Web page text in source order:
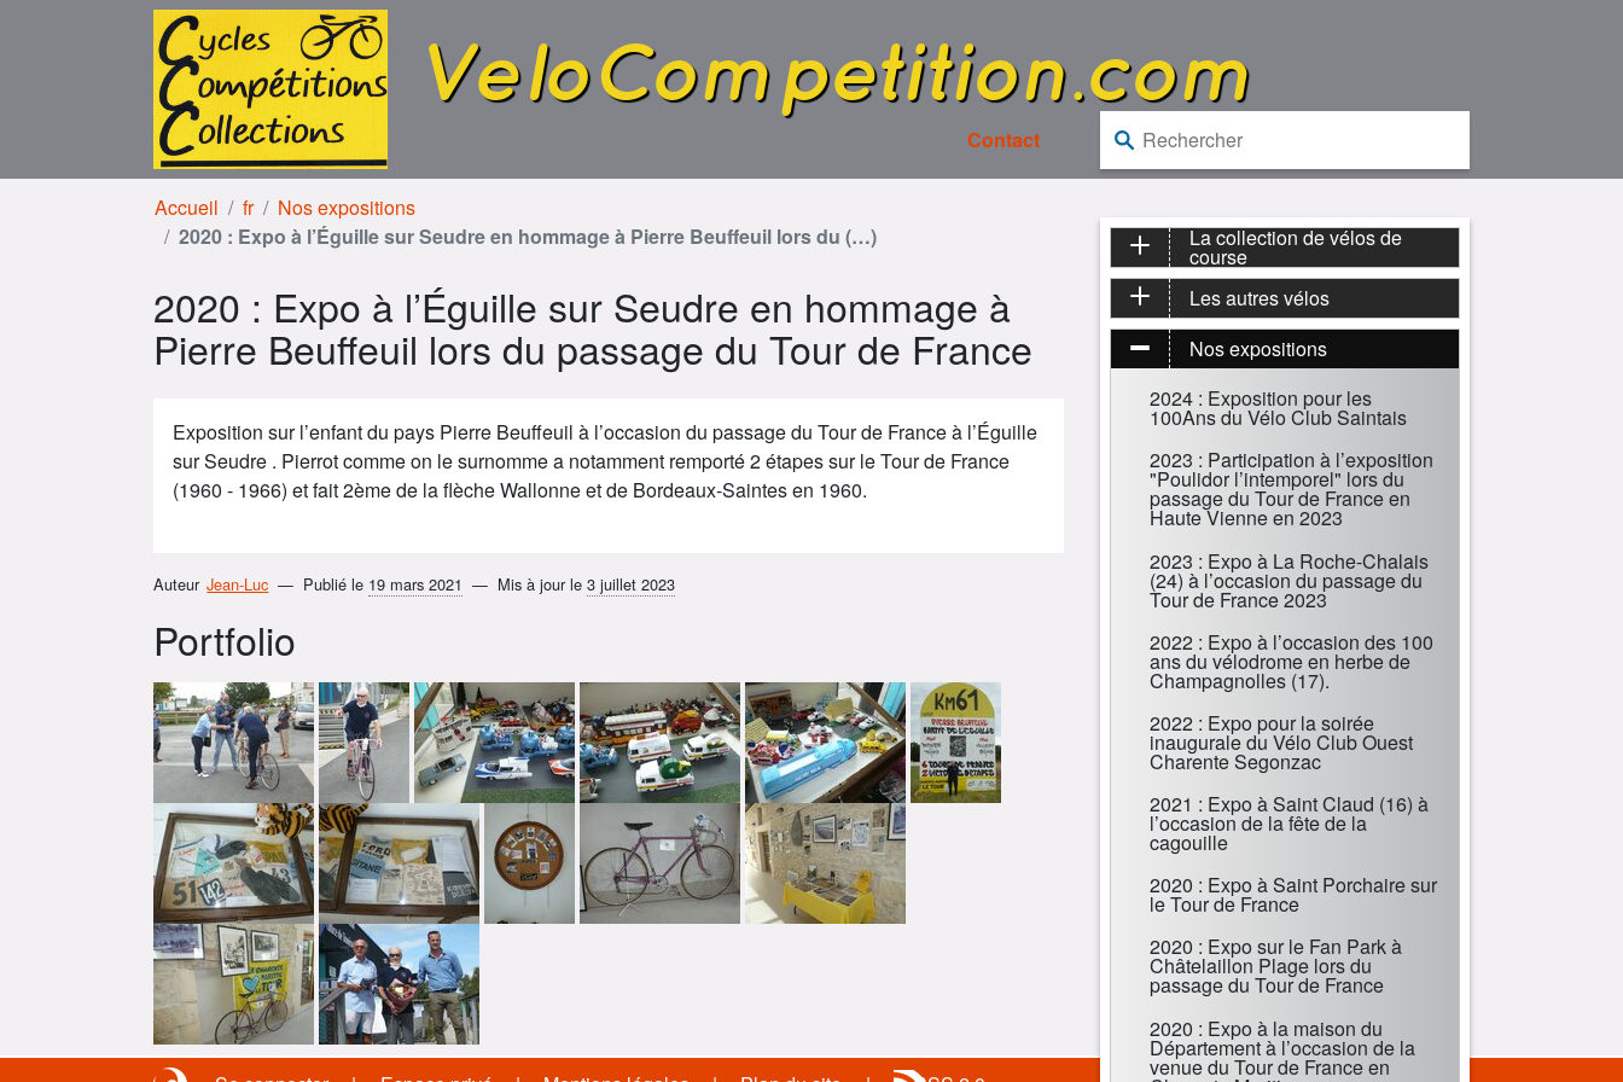
Aller à la navigation
VeloCompetition.com
Contact
Rechercher :
Accueil fr
Nos expositions
2020 : Expo à l’Éguille sur Seudre en hommage à Pierre Beuffeuil lors du (…)
2020 : Expo à l’Éguille sur Seudre en hommage à
Pierre Beuffeuil lors du passage du Tour de France
Exposition sur l’enfant du pays Pierre Beuffeuil à l’occasion du passage du Tour de France à l’Éguille
sur Seudre . Pierrot comme on le surnomme a notamment remporté 2 étapes sur le Tour de France
(1960 - 1966) et fait 2ème de la flèche Wallonne et de Bordeaux-Saintes en 1960.
Auteur Jean-Luc Publié le 19 mars 2021 Mis à jour le 3 juillet 2023
Portfolio
La collection de vélos de
course
Les autres vélos
Nos expositions
2024 : Exposition pour les
100Ans du Vélo Club Saintais
2023 : Participation à l’exposition
"Poulidor l’intemporel" lors du
passage du Tour de France en
Haute Vienne en 2023
2023 : Expo à La Roche-Chalais
(24) à l’occasion du passage du
Tour de France 2023
2022 : Expo à l’occasion des 100
ans du vélodrome en herbe de
Champagnolles (17).
2022 : Expo pour la soirée
inaugurale du Vélo Club Ouest
Charente Segonzac
2021 : Expo à Saint Claud (16) à
l’occasion de la fête de la
cagouille
2020 : Expo à Saint Porchaire sur
le Tour de France
2020 : Expo sur le Fan Park à
Châtelaillon Plage lors du
passage du Tour de France
2020 : Expo à la maison du
Département à l’occasion de la
venue du Tour de France en